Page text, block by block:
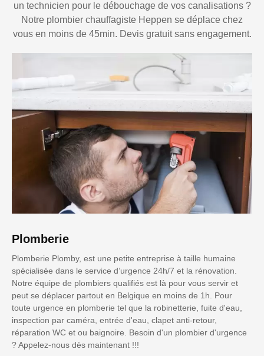
un technicien pour le débouchage de vos canalisations ?
Notre plombier chauffagiste Heppen se déplace chez
vous en moins de 45min. Devis gratuit sans engagement.
Plomberie
Plomberie Plomby, est une petite entreprise à taille humaine
spécialisée dans le service d’urgence 24h/7 et la rénovation.
Notre équipe de plombiers qualifiés est là pour vous servir et
peut se déplacer partout en Belgique en moins de 1h. Pour
toute urgence en plomberie tel que la robinetterie, fuite d'eau,
inspection par caméra, entrée d'eau, clapet anti-retour,
réparation WC et ou baignoire. Besoin d'un plombier d'urgence
? Appelez-nous dès maintenant !!!